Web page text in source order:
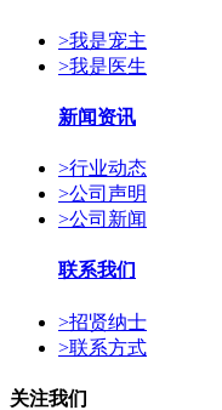
>我是宠主
>我是医生
新闻资讯
>行业动态
>公司声明
>公司新闻
联系我们
>招贤纳士
>联系方式
关注我们